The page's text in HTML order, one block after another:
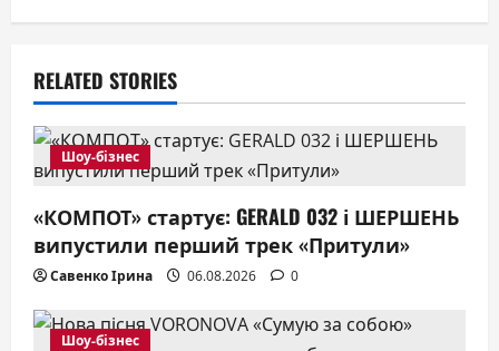
i
g
a
t
i
o
n
RELATED STORIES
Шоу-бізнес
«КОМПОТ» стартує: GERALD 032 і ШЕРШЕНЬ
випустили перший трек «Притули»
Савенко Ірина 06.08.2026 0
Шоу-бізнес